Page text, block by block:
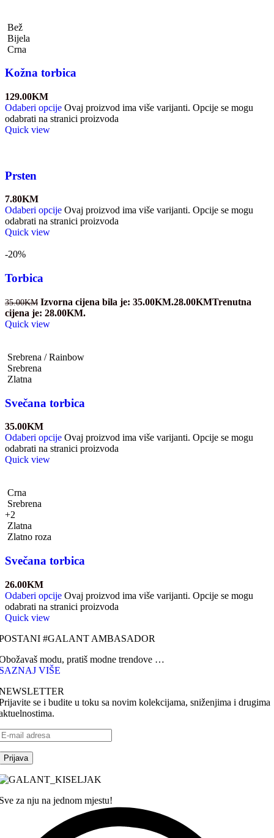
Bež
Bijela
Crna
Kožna torbica
129.00KM
Odaberi opcije Ovaj proizvod ima više varijanti. Opcije se mogu
odabrati na stranici proizvoda
Quick view
Prsten
7.80KM
Odaberi opcije Ovaj proizvod ima više varijanti. Opcije se mogu
odabrati na stranici proizvoda
Quick view
-20%
Torbica
35.00KM Izvorna cijena bila je: 35.00KM.28.00KMTrenutna
cijena je: 28.00KM.
Quick view
Srebrena / Rainbow
Srebrena
Zlatna
Svečana torbica
35.00KM
Odaberi opcije Ovaj proizvod ima više varijanti. Opcije se mogu
odabrati na stranici proizvoda
Quick view
Crna
Srebrena
+2
Zlatna
Zlatno roza
Svečana torbica
26.00KM
Odaberi opcije Ovaj proizvod ima više varijanti. Opcije se mogu
odabrati na stranici proizvoda
Quick view
#GALANT AMBASADOR
modu, pratiš modne trendove …
VIŠE
se i budite u toku sa novim kolekcijama, sniženjima i drugima
za nju na jednom mjestu!